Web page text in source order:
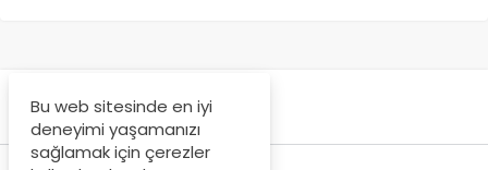
Bu web sitesinde en iyi
deneyimi yaşamanızı
sağlamak için çerezler